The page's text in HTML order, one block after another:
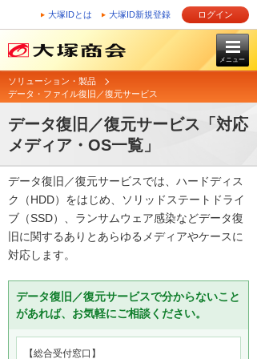
大塚IDとは 大塚ID新規登録 ログイン
メニュー
ソリューション・製品
データ・ファイル復旧／復元サービス
データ復旧／復元サービス「対応
メディア・OS一覧」
データ復旧／復元サービスでは、ハードディス
ク（HDD）をはじめ、ソリッドステートドライ
ブ（SSD）、ランサムウェア感染などデータ復
旧に関するありとあらゆるメディアやケースに
対応します。
データ復旧／復元サービスで分からないこと
があれば、お気軽にご相談ください。
【総合受付窓口】